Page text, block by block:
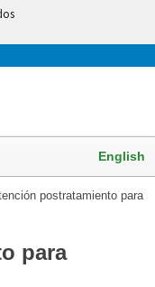
English
postratamiento para
para